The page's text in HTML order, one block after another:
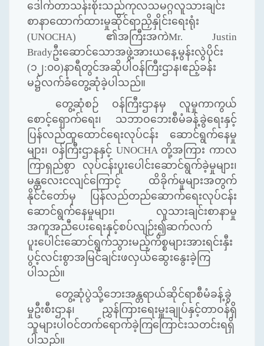
ဒေါက်တာသန်းစိုးသည်ကုလသမဂ္ဂလူသားချင်း
စာနာထောက်ထားမှုဆိုင်ရာညှိနှိုင်းရေးရုံး
(UNOCHA) ၏အကြီးအကဲMr. Justin
Bradyဦးဆောင်သောအဖွဲ့အားယနေ့မွန်းလွဲပိုင်း
(၁၂:၀၀)နာရီတွင်အဆိုပါဝန်ကြီးဌာန၊ဧည့်ခန်း
မ၌လက်ခံတွေ့ဆုံခဲ့ပါသည်။
တွေ့ဆုံစဉ် ဝန်ကြီးဌာနမှ လူမှုကာကွယ်
စောင့်ရှောက်ရေး၊ သဘာဝဘေးစီမံခန့်ခွဲရေးနှင့်
ပြန်လည်ထူထောင်ရေးလုပ်ငန်း ဆောင်ရွက်နေမှု
များ၊ ဝန်ကြီးဌာနနှင့် UNOCHA တို့အကြား ကာလ
ကြာရှည်စွာ လုပ်ငန်းပူးပေါင်းဆောင်ရွက်ခဲ့မှုများ၊
မန္တလေးငလျင်ကြောင့် ထိခိုက်မှုများအတွက်
နိုင်ငံတော်မှ ပြန်လည်တည်ဆောက်ရေးလုပ်ငန်း
ဆောင်ရွက်နေမှုများ၊ လူသားချင်းစာနာမှု
အကူအညီပေးရေးနှင့်စပ်လျဉ်း၍ဆက်လက်
ပူးပေါင်းဆောင်ရွက်သွားမည့်ကိစ္စများအားရင်းနှီး
ပွင့်လင်းစွာအမြင်ချင်းဖလှယ်ဆွေးနွေးခဲ့ကြ
ပါသည်။
တွေ့ဆုံပွဲသို့ဘေးအန္တရာယ်ဆိုင်ရာစီမံခန့်ခွဲ
မှုဦးစီးဌာန၊ ညွှန်ကြားရေးမှူးချုပ်နှင့်တာဝန်ရှိ
သူများပါဝင်တက်ရောက်ခဲ့ကြကြောင်းသတင်းရရှိ
ပါသည်။